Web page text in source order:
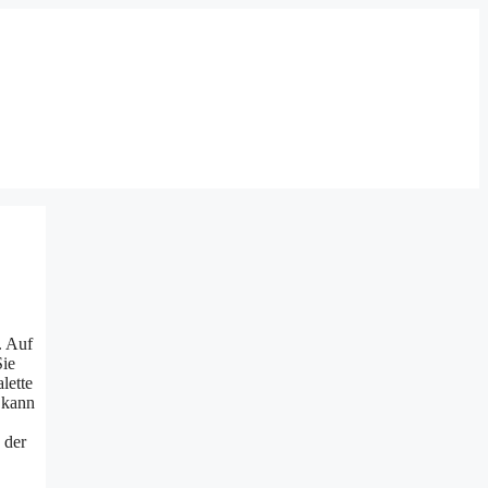
Auf
der